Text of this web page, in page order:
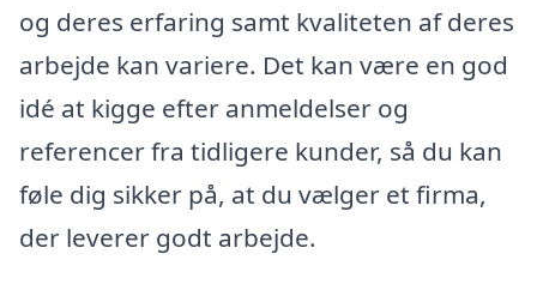
og deres erfaring samt kvaliteten af deres
arbejde kan variere. Det kan være en god
idé at kigge efter anmeldelser og
referencer fra tidligere kunder, så du kan
føle dig sikker på, at du vælger et firma,
der leverer godt arbejde.